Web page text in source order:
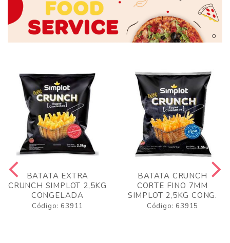
BATATA EXTRA
CRUNCH SIMPLOT 2,5KG
CONGELADA
Código: 63911
BATATA CRUNCH
CORTE FINO 7MM
SIMPLOT 2,5KG CONG.
Código: 63915